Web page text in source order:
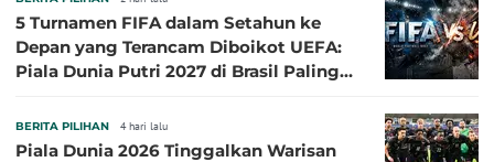
5 Turnamen FIFA dalam Setahun ke
Depan yang Terancam Diboikot UEFA:
Piala Dunia Putri 2027 di Brasil Paling
BERITA PILIHAN 4 hari lalu
Piala Dunia 2026 Tinggalkan Warisan